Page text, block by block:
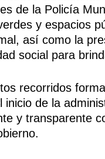
de la Policía
y espacios
así como la
social para
recorridos
inicio de la
y transparente